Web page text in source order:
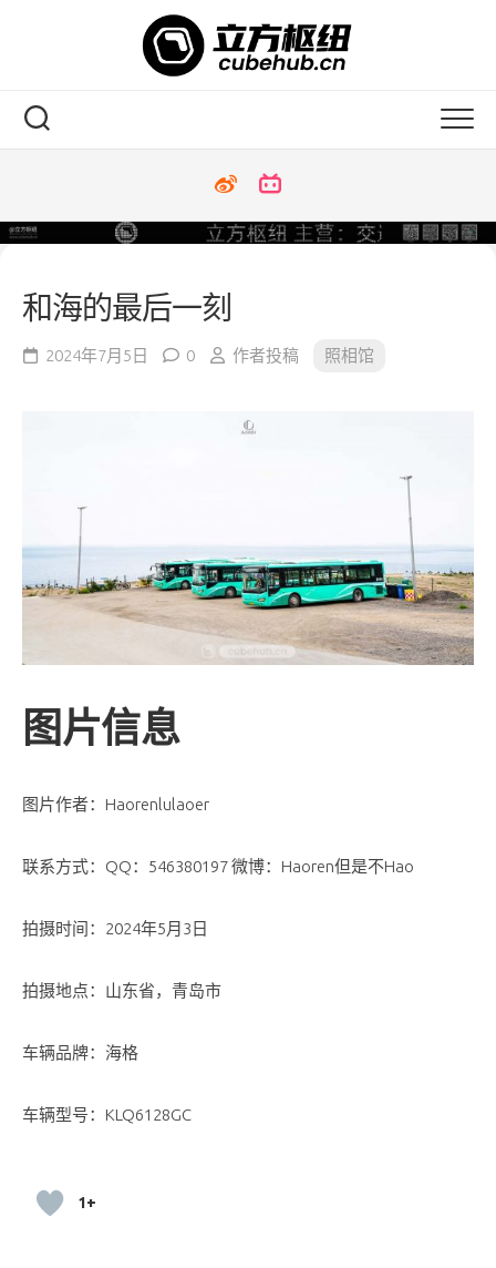
和海的最后一刻
2024年7月5日 0 作者投稿 照相馆
图片信息
图片作者：Haorenlulaoer
联系方式：QQ：546380197 微博：Haoren但是不Hao
拍摄时间：2024年5月3日
拍摄地点：山东省，青岛市
车辆品牌：海格
车辆型号：KLQ6128GC
1+